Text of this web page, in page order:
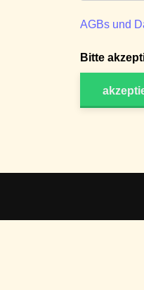
AGBs und
Bitte